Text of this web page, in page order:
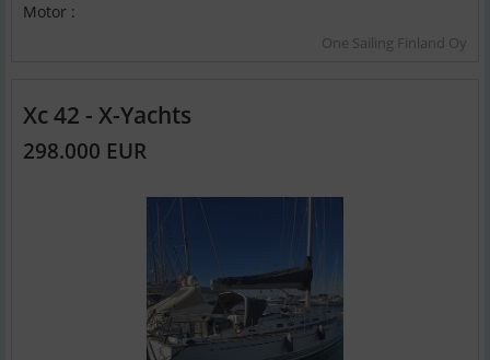
Motor :
One Sailing Finland Oy
Xc 42 - X-Yachts
298.000 EUR